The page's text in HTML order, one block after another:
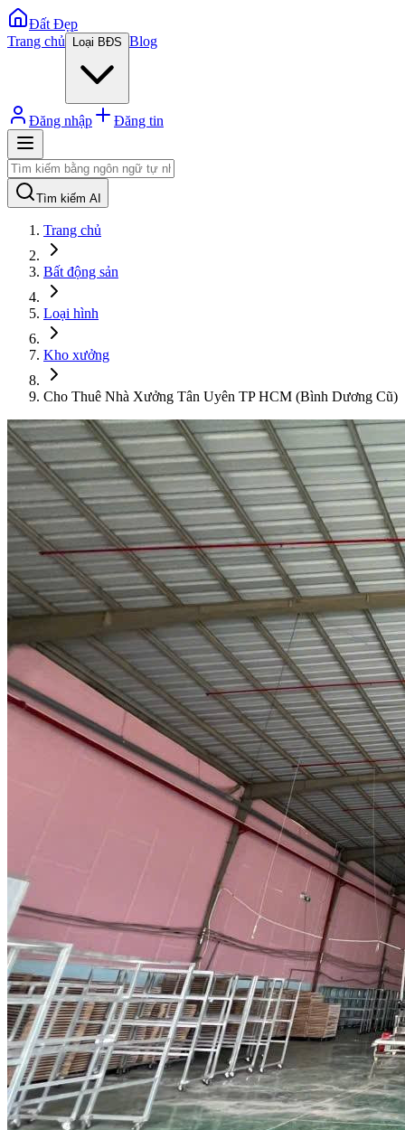
Đất Đẹp
Trang chủ
Loại BĐS Blog
Đăng nhập Đăng tin
Tìm kiếm AI
Trang chủ
Bất động sản
Loại hình
Kho xưởng
Cho Thuê Nhà Xưởng Tân Uyên TP HCM (Bình Dương Cũ)